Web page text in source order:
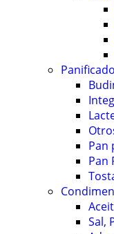
Pan
Pan
Sal,